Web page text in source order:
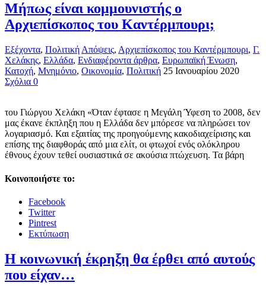
Μήπως είναι κομμουνιστής ο
Αρχιεπίσκοπος του Καντέρμπουρι;
Εξέχοντα, Πολιτική Απόψεις, Αρχιεπίσκοπος του Καντέρμπουρι, Γ.
Χελάκης, Ελλάδα, Ενδιαφέροντα άρθρα, Ευρωπαϊκή Ένωση,
Κατοχή, Μνημόνιο, Οικονομία, Πολιτική 25 Ιανουαρίου 2020
Σχόλια 0
του Γιώργου Χελάκη «Όταν έφτασε η Μεγάλη Ύφεση το 2008, δεν
μας έκανε έκπληξη που η Ελλάδα δεν μπόρεσε να πληρώσει τον
λογαριασμό. Και εξαιτίας της προηγούμενης κακοδιαχείρισης και
επίσης της διαφθοράς από μια ελίτ, οι φτωχοί ενός ολόκληρου
έθνους έχουν τεθεί ουσιαστικά σε ακούσια πτώχευση. Τα βάρη
Κοινοποιήστε το:
Facebook
Twitter
Pintrest
Εκτύπωση
Η κοινωνική έκρηξη θα έρθει από αυτούς
που είχαν…